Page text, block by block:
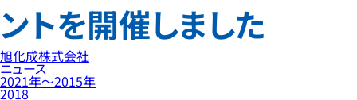
ントを開催しました
旭化成株式会社
ニュース
2021年〜2015年
2018